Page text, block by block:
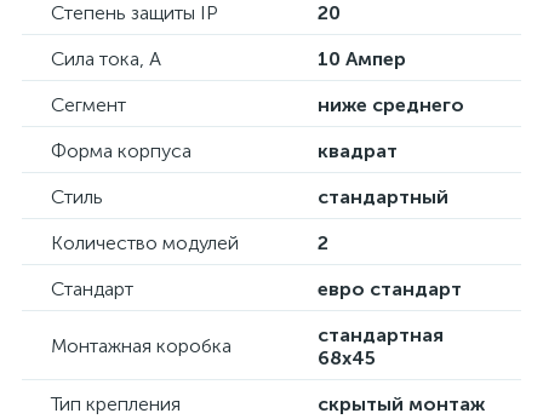
Степень защиты IP
20
Сила тока, А
10 Ампер
Сегмент
ниже среднего
Форма корпуса
квадрат
Стиль
стандартный
Количество модулей
2
Стандарт
евро стандарт
Монтажная коробка
стандартная
68х45
Тип крепления
скрытый монтаж